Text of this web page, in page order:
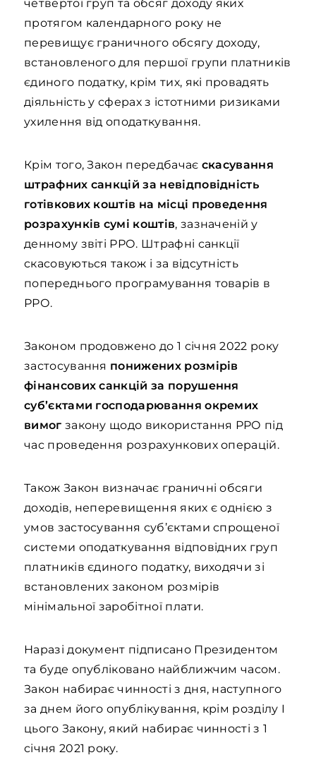
четвертої груп та обсяг доходу яких
протягом календарного року не
перевищує граничного обсягу доходу,
встановленого для першої групи платників
єдиного податку, крім тих, які провадять
діяльність у сферах з істотними ризиками
ухилення від оподаткування.
Крім того, Закон передбачає скасування
штрафних санкцій за невідповідність
готівкових коштів на місці проведення
розрахунків сумі коштів, зазначеній у
денному звіті РРО. Штрафні санкції
скасовуються також і за відсутність
попереднього програмування товарів в
РРО.
Законом продовжено до 1 січня 2022 року
застосування понижених розмірів
фінансових санкцій за порушення
суб’єктами господарювання окремих
вимог закону щодо використання РРО під
час проведення розрахункових операцій.
Також Закон визначає граничні обсяги
доходів, неперевищення яких є однією з
умов застосування суб’єктами спрощеної
системи оподаткування відповідних груп
платників єдиного податку, виходячи зі
встановлених законом розмірів
мінімальної заробітної плати.
Наразі документ підписано Президентом
та буде опубліковано найближчим часом.
Закон набирає чинності з дня, наступного
за днем його опублікування, крім розділу I
цього Закону, який набирає чинності з 1
січня 2021 року.